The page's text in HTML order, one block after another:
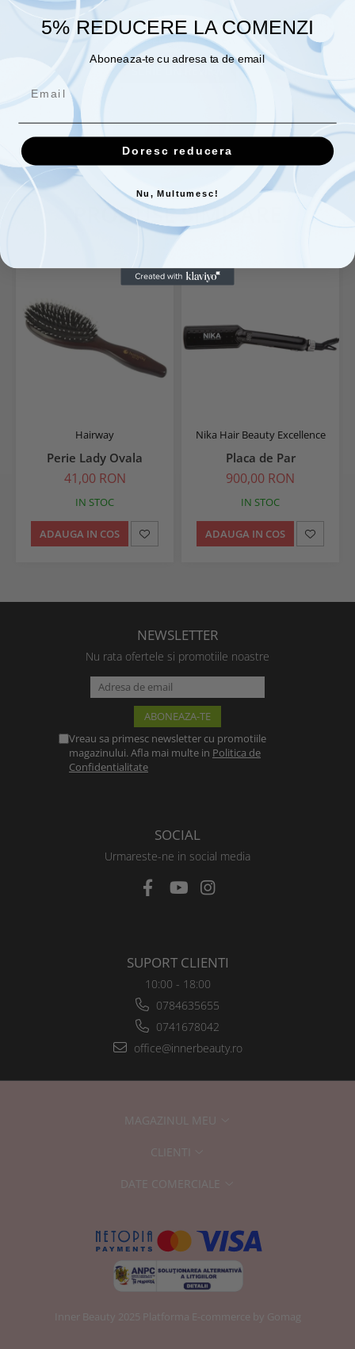
Daca doresti sa iti exprimi parerea despre acest produs
poti adauga un review.
PRODUSE SIMILARE
Hairway
Perie Lady Ovala
41,00 RON
IN STOC
ADAUGA IN COS
Nika Hair Beauty Excellence
Placa de Par
900,00 RON
IN STOC
ADAUGA IN COS
NEWSLETTER
Nu rata ofertele si promotiile noastre
Vreau sa primesc newsletter cu promotiile
magazinului. Afla mai multe in Politica de
Confidentialitate
SOCIAL
Urmareste-ne in social media
SUPORT CLIENTI
10:00 - 18:00
0784635655
0741678042
office@innerbeauty.ro
MAGAZINUL MEU
CLIENTI
DATE COMERCIALE
Inner Beauty 2025 Platforma E-commerce by Gomag
5% REDUCERE LA COMENZI
Aboneaza-te cu adresa ta de email
Doresc reducera
Nu, Multumesc!